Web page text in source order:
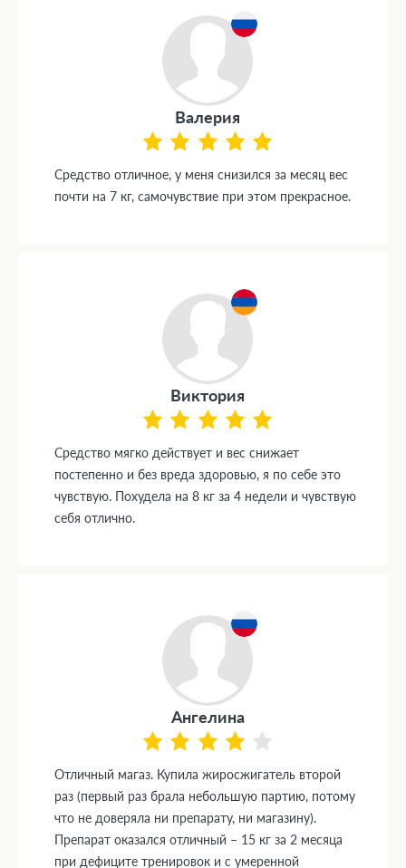
Валерия
Средство отличное, у меня снизился за месяц вес
почти на 7 кг, самочувствие при этом прекрасное.
Виктория
Средство мягко действует и вес снижает
постепенно и без вреда здоровью, я по себе это
чувствую. Похудела на 8 кг за 4 недели и чувствую
себя отлично.
Ангелина
Отличный магаз. Купила жиросжигатель второй
раз (первый раз брала небольшую партию, потому
что не доверяла ни препарату, ни магазину).
Препарат оказался отличный – 15 кг за 2 месяца
при дефиците тренировок и с умеренной